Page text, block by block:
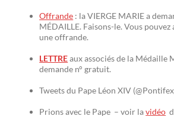
Offrande : la VIERGE MARIE a
MÉDAILLE. Faisons-le. Vous
une offrande.
LETTREaux associés de la Médaille
demande n° gratuit.
Tweets du Pape Léon XIV
Prions avec le Pape – voir lavidéo